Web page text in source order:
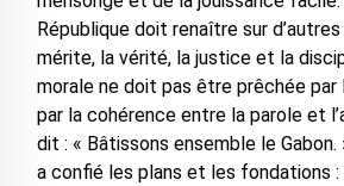
République doit renaître sur
mérite, la vérité, la justice et la
morale ne doit pas être prêchée par
par la cohérence entre la parole et
dit : « Bâtissons ensemble le Gabon.
a confié les plans et les fondations